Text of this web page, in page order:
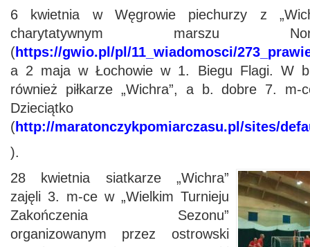
6 kwietnia w Węgrowie piechurzy z
charytatywnym marszu
(https://gwio.pl/pl/11_wiadomosci/
a 2 maja w Łochowie w 1. Biegu Flagi. W
również piłkarze „Wichra”, a b. dobre 7. m-
Dzieciątko
(http://maratonczykpomiarczasu.pl/sites/
).
28 kwietnia siatkarze „Wichra”
zajęli 3. m-ce w „Wielkim Turnieju
Zakończenia Sezonu”
organizowanym przez ostrowski